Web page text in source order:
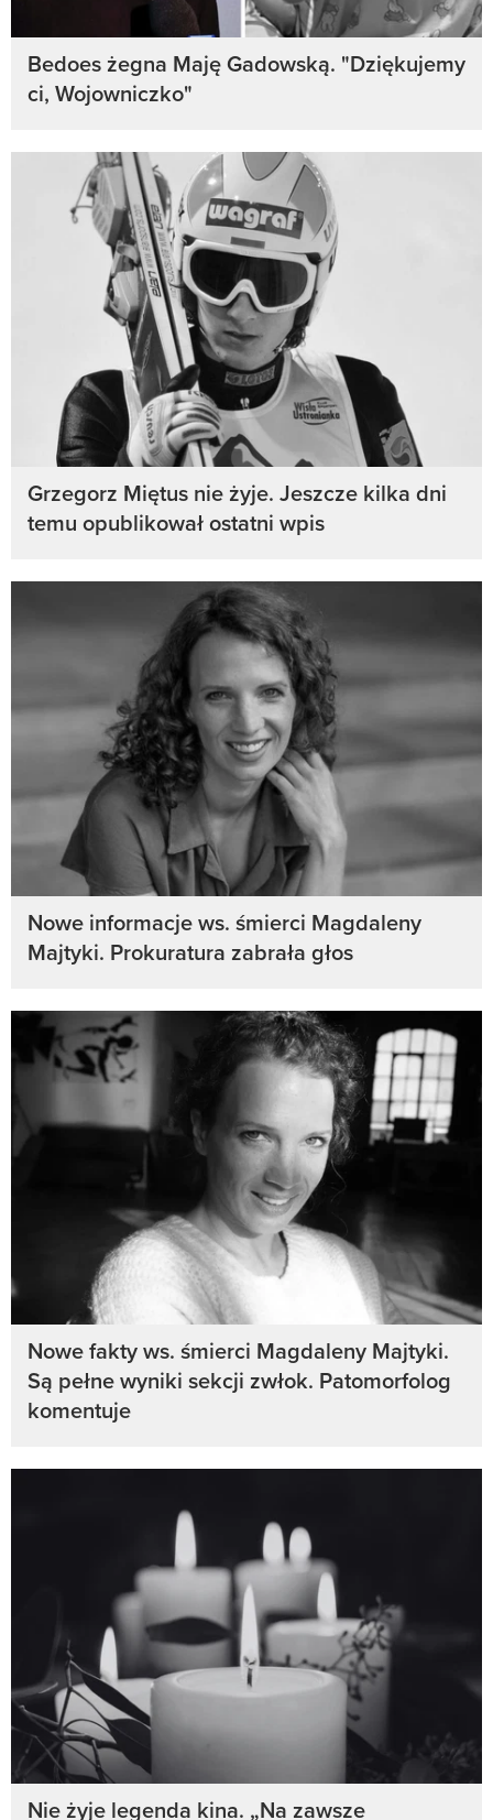
Bedoes żegna Maję Gadowską. "Dziękujemy
ci, Wojowniczko"
Grzegorz Miętus nie żyje. Jeszcze kilka dni
temu opublikował ostatni wpis
Nowe informacje ws. śmierci Magdaleny
Majtyki. Prokuratura zabrała głos
Nowe fakty ws. śmierci Magdaleny Majtyki.
Są pełne wyniki sekcji zwłok. Patomorfolog
komentuje
Nie żyje legenda kina. „Na zawsze